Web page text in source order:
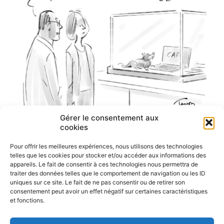
Gérer le consentement aux
cookies
Pour offrir les meilleures expériences, nous utilisons des technologies
telles que les cookies pour stocker et/ou accéder aux informations des
appareils. Le fait de consentir à ces technologies nous permettra de
traiter des données telles que le comportement de navigation ou les ID
uniques sur ce site. Le fait de ne pas consentir ou de retirer son
consentement peut avoir un effet négatif sur certaines caractéristiques
et fonctions.